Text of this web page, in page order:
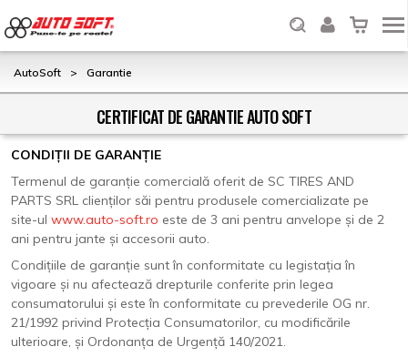
AutoSoft > Garantie
CERTIFICAT DE GARANTIE AUTO SOFT
CONDIȚII DE GARANȚIE
Termenul de garanție comercială oferit de SC TIRES AND
PARTS SRL clienților săi pentru produsele comercializate pe
site-ulwww.auto-soft.ro este de 3 ani pentru anvelope și de 2
ani pentru jante și accesorii auto.
Condițiile de garanție sunt în conformitate cu legistația în
vigoare și nu afectează drepturile conferite prin legea
consumatorului și este în conformitate cu prevederile OG nr.
21/1992 privind Protecția Consumatorilor, cu modificările
ulterioare, și Ordonanța de Urgență 140/2021.